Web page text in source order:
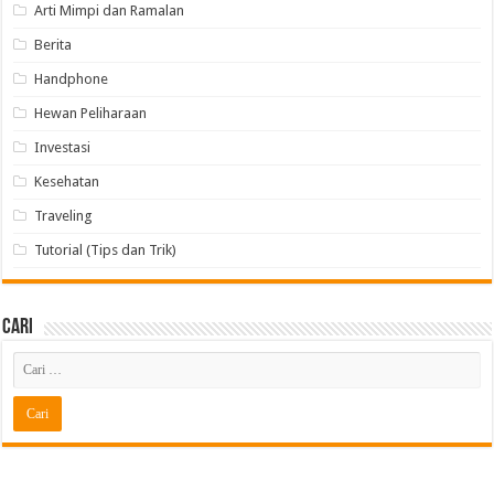
Arti Mimpi dan Ramalan
Berita
Handphone
Hewan Peliharaan
Investasi
Kesehatan
Traveling
Tutorial (Tips dan Trik)
Cari